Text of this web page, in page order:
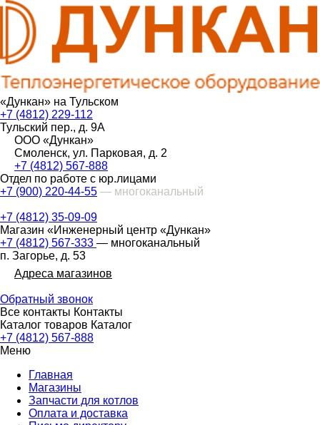
«Дункан» на Тульском
+7 (4812) 229-112
Тульский пер., д. 9А
ООО «Дункан»
Смоленск, ул. Парковая, д. 2
+7 (4812) 567-888
Отдел по работе с юр.лицами
+7 (900) 220-44-55 — многоканальный
+7 (4812) 35-09-09
Магазин «Инженерный центр «Дункан»
+7 (4812) 567-333 — многоканальный
п. Загорье, д. 53
Адреса магазинов
Обратный звонок
Все контакты Контакты
Каталог товаров Каталог
+7 (4812) 567-888
Меню
Главная
Магазины
Запчасти для котлов
Оплата и доставка